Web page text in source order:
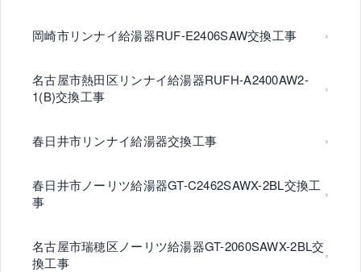
岡崎市リンナイ給湯器RUF-E2406SAW交換工事
名古屋市熱田区リンナイ給湯器RUFH-A2400AW2-
1(B)交換工事
春日井市リンナイ給湯器交換工事
春日井市ノーリツ給湯器GT-C2462SAWX-2BL交換工
事
名古屋市瑞穂区ノーリツ給湯器GT-2060SAWX-2BL交
換工事